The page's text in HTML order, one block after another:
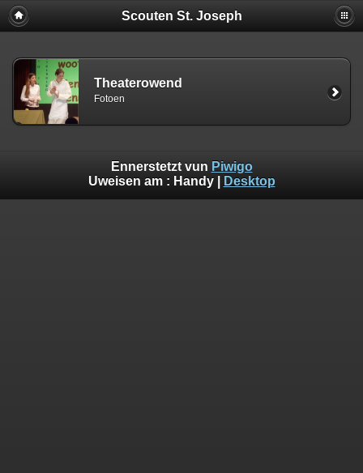
Scouten St. Joseph
Theaterowend
Fotoen
Ennerstetzt vun Piwigo
Uweisen am : Handy| Desktop